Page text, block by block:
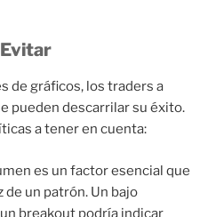
de gráficos, los traders a
pueden descarrilar su éxito.
a tener en cuenta:
es un factor esencial que
de un patrón. Un bajo
breakout podría indicar